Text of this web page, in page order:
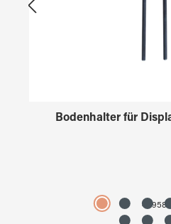
Bodenhalter für